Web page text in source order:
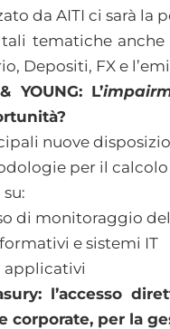
da AITI ci sarà la
tematiche
Depositi, FX e
YOUNG: L’
nuove
per il
di monitoraggio
e sistemi IT
applicativi
l’accesso
corporate, per la